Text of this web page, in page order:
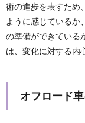
術の進歩を表すため
ように感じているか
の準備ができている
は、変化に対する内
オフロード